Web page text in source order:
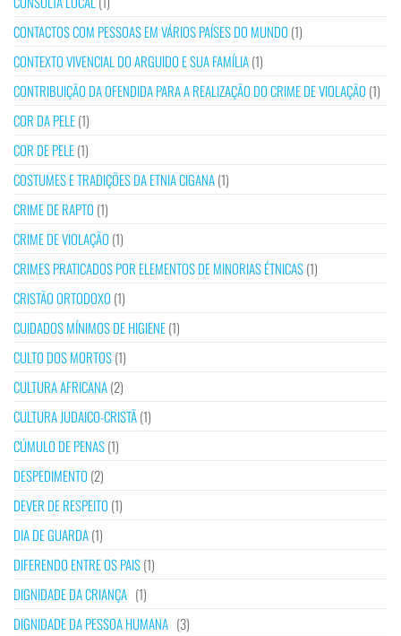
CONTACTOS COM PESSOAS EM VÁRIOS PAÍSES DO MUNDO (1)
CONTEXTO VIVENCIAL DO ARGUIDO E SUA FAMÍLIA(1)
CONTRIBUIÇÃO DA OFENDIDA PARA A REALIZAÇÃO DO CRIME DE VIOLAÇÃO (1)
COR DA PELE(1)
COR DE PELE(1)
COSTUMES E TRADIÇÕES DA ETNIA CIGANA(1)
CRIME DE RAPTO (1)
CRIME DE VIOLAÇÃO (1)
CRIMES PRATICADOS POR ELEMENTOS DE MINORIAS ÉTNICAS(1)
CRISTÃO ORTODOXO (1)
CUIDADOS MÍNIMOS DE HIGIENE(1)
CULTO DOS MORTOS(1)
CULTURA AFRICANA(2)
CULTURA JUDAICO-CRISTÃ(1)
CÚMULO DE PENAS(1)
DESPEDIMENTO (2)
DEVER DE RESPEITO (1)
DIA DE GUARDA(1)
DIFERENDO ENTRE OS PAIS(1)
DIGNIDADE DA CRIANÇA (1)
DIGNIDADE DA PESSOA HUMANA (3)